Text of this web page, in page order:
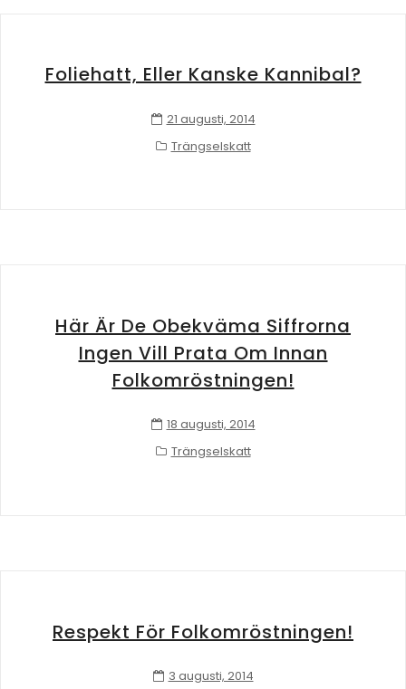
Foliehatt, Eller Kanske Kannibal?
21 augusti, 2014
Trängselskatt
Här Är De Obekväma Siffrorna
Ingen Vill Prata Om Innan
Folkomröstningen!
18 augusti, 2014
Trängselskatt
Respekt För Folkomröstningen!
3 augusti, 2014